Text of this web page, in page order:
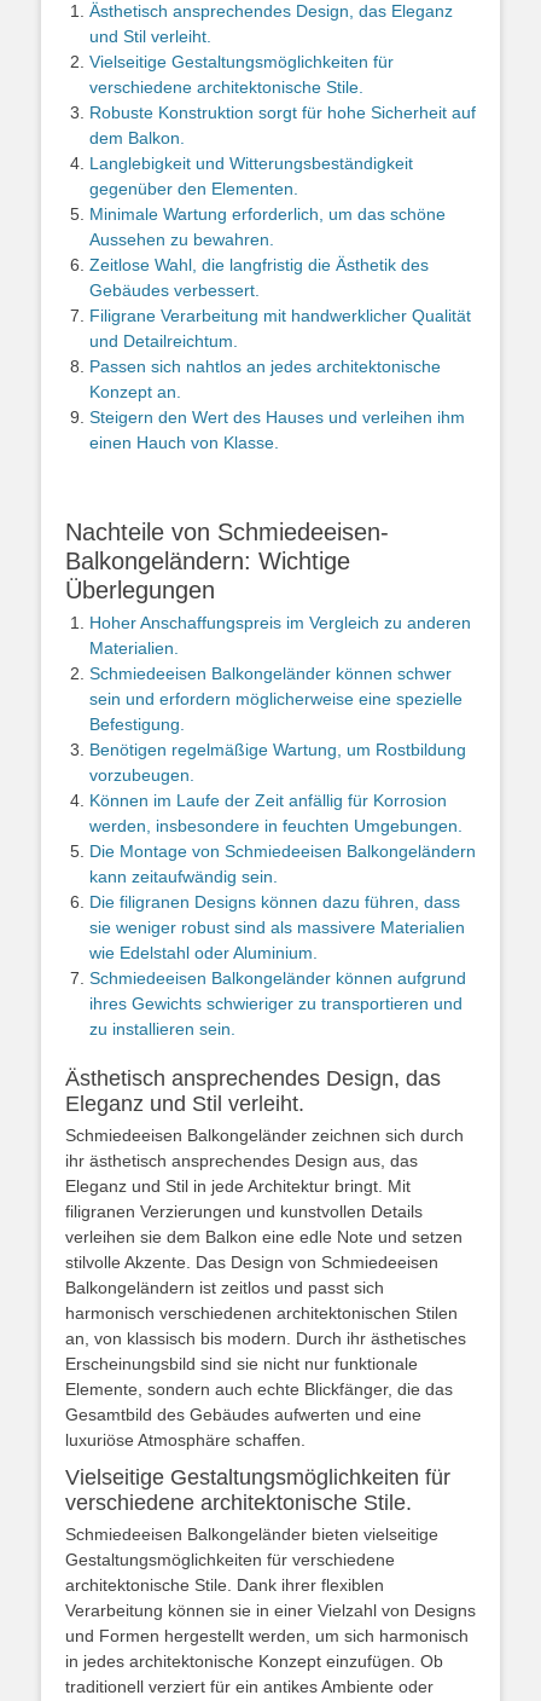
Ästhetisch ansprechendes Design, das Eleganz
und Stil verleiht.
Vielseitige Gestaltungsmöglichkeiten für
verschiedene architektonische Stile.
Robuste Konstruktion sorgt für hohe Sicherheit auf
dem Balkon.
Langlebigkeit und Witterungsbeständigkeit
gegenüber den Elementen.
Minimale Wartung erforderlich, um das schöne
Aussehen zu bewahren.
Zeitlose Wahl, die langfristig die Ästhetik des
Gebäudes verbessert.
Filigrane Verarbeitung mit handwerklicher Qualität
und Detailreichtum.
Passen sich nahtlos an jedes architektonische
Konzept an.
Steigern den Wert des Hauses und verleihen ihm
einen Hauch von Klasse.
Nachteile von Schmiedeeisen-
Balkongeländern: Wichtige
Überlegungen
Hoher Anschaffungspreis im Vergleich zu anderen
Materialien.
Schmiedeeisen Balkongeländer können schwer
sein und erfordern möglicherweise eine spezielle
Befestigung.
Benötigen regelmäßige Wartung, um Rostbildung
vorzubeugen.
Können im Laufe der Zeit anfällig für Korrosion
werden, insbesondere in feuchten Umgebungen.
Die Montage von Schmiedeeisen Balkongeländern
kann zeitaufwändig sein.
Die filigranen Designs können dazu führen, dass
sie weniger robust sind als massivere Materialien
wie Edelstahl oder Aluminium.
Schmiedeeisen Balkongeländer können aufgrund
ihres Gewichts schwieriger zu transportieren und
zu installieren sein.
Ästhetisch ansprechendes Design, das
Eleganz und Stil verleiht.
Schmiedeeisen Balkongeländer zeichnen sich durch
ihr ästhetisch ansprechendes Design aus, das
Eleganz und Stil in jede Architektur bringt. Mit
filigranen Verzierungen und kunstvollen Details
verleihen sie dem Balkon eine edle Note und setzen
stilvolle Akzente. Das Design von Schmiedeeisen
Balkongeländern ist zeitlos und passt sich
harmonisch verschiedenen architektonischen Stilen
an, von klassisch bis modern. Durch ihr ästhetisches
Erscheinungsbild sind sie nicht nur funktionale
Elemente, sondern auch echte Blickfänger, die das
Gesamtbild des Gebäudes aufwerten und eine
luxuriöse Atmosphäre schaffen.
Vielseitige Gestaltungsmöglichkeiten für
verschiedene architektonische Stile.
Schmiedeeisen Balkongeländer bieten vielseitige
Gestaltungsmöglichkeiten für verschiedene
architektonische Stile. Dank ihrer flexiblen
Verarbeitung können sie in einer Vielzahl von Designs
und Formen hergestellt werden, um sich harmonisch
in jedes architektonische Konzept einzufügen. Ob
traditionell verziert für ein antikes Ambiente oder